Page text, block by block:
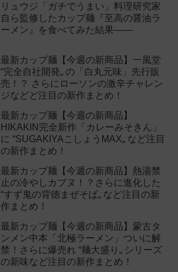
リュウジ「ガチでうまい」料理研究家
自ら監修したカップ麺『至高の醤油ラ
ーメン』を食べてみた結果——
最新カップ麺【今週の新商品】一風堂
“完全自社開発„ の「白丸元味」先行販
売！？ さらにローソンの激辛チャレン
ジなどど注目の新作まとめ！
最新カップ麺【今週の新商品】
HIKAKIN完全新作「カレーみそきん」
に “SUGAKIYAこしょうMAX„ など注目
の新作まとめ！
最新カップ麺【今週の新商品】熱湯禁
止の冷やしカプヌ！？さらに進化した
“すず鬼の背徳まぜそば„ など注目の新
作まとめ！
最新カップ麺【今週の新商品】蒙古タ
ンメン中本「北極ラーメン」ついに解
禁！さらに爆売れ “麺大盛り„ シリーズ
の新味など注目の新作まとめ！